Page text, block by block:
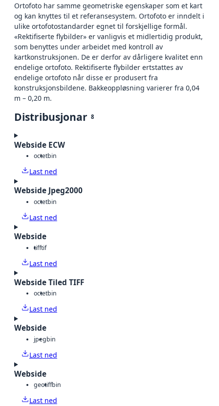
Ortofoto har samme geometriske egenskaper som et kart
og kan knyttes til et referansesystem. Ortofoto er inndelt i
ulike ortofotostandarder egnet til forskjellige formål.
«Rektifiserte flybilder» er vanligvis et midlertidig produkt,
som benyttes under arbeidet med kontroll av
kartkonstruksjonen. De er derfor av dårligere kvalitet enn
endelige ortofoto. Rektifiserte flybilder ertstattes av
endelige ortofoto når disse er produsert fra
konstruksjonsbildene. Bakkeoppløsning varierer fra 0,04
m – 0,20 m.
Distribusjonar 8
Webside ECW
octetbin
Last ned
Webside Jpeg2000
octetbin
Last ned
Webside
tifftif
Last ned
Webside Tiled TIFF
octetbin
Last ned
Webside
jpegbin
Last ned
Webside
geotiffbin
Last ned